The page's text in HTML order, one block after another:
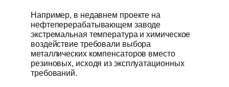
Например, в недавнем проекте на
нефтеперерабатывающем заводе
экстремальная температура и химическое
воздействие требовали выбора
металлических компенсаторов вместо
резиновых, исходя из эксплуатационных
требований.